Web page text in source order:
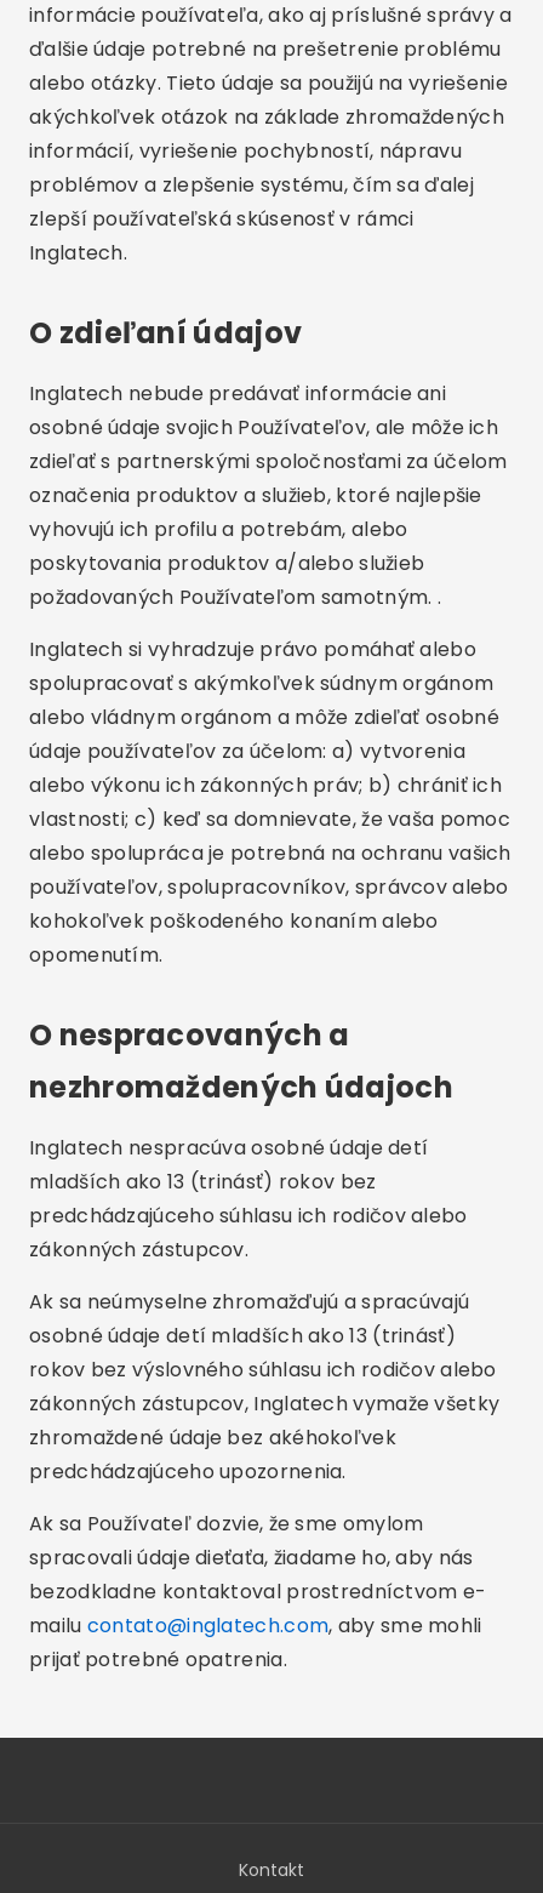
informácie používateľa, ako aj príslušné správy a
ďalšie údaje potrebné na prešetrenie problému
alebo otázky. Tieto údaje sa použijú na vyriešenie
akýchkoľvek otázok na základe zhromaždených
informácií, vyriešenie pochybností, nápravu
problémov a zlepšenie systému, čím sa ďalej
zlepší používateľská skúsenosť v rámci
Inglatech.
O zdieľaní údajov
Inglatech nebude predávať informácie ani
osobné údaje svojich Používateľov, ale môže ich
zdieľať s partnerskými spoločnosťami za účelom
označenia produktov a služieb, ktoré najlepšie
vyhovujú ich profilu a potrebám, alebo
poskytovania produktov a/alebo služieb
požadovaných Používateľom samotným. .
Inglatech si vyhradzuje právo pomáhať alebo
spolupracovať s akýmkoľvek súdnym orgánom
alebo vládnym orgánom a môže zdieľať osobné
údaje používateľov za účelom: a) vytvorenia
alebo výkonu ich zákonných práv; b) chrániť ich
vlastnosti; c) keď sa domnievate, že vaša pomoc
alebo spolupráca je potrebná na ochranu vašich
používateľov, spolupracovníkov, správcov alebo
kohokoľvek poškodeného konaním alebo
opomenutím.
O nespracovaných a
nezhromaždených údajoch
Inglatech nespracúva osobné údaje detí
mladších ako 13 (trinásť) rokov bez
predchádzajúceho súhlasu ich rodičov alebo
zákonných zástupcov.
Ak sa neúmyselne zhromažďujú a spracúvajú
osobné údaje detí mladších ako 13 (trinásť)
rokov bez výslovného súhlasu ich rodičov alebo
zákonných zástupcov, Inglatech vymaže všetky
zhromaždené údaje bez akéhokoľvek
predchádzajúceho upozornenia.
Ak sa Používateľ dozvie, že sme omylom
spracovali údaje dieťaťa, žiadame ho, aby nás
bezodkladne kontaktoval prostredníctvom e-
mailu contato@inglatech.com, aby sme mohli
prijať potrebné opatrenia.
Kontakt